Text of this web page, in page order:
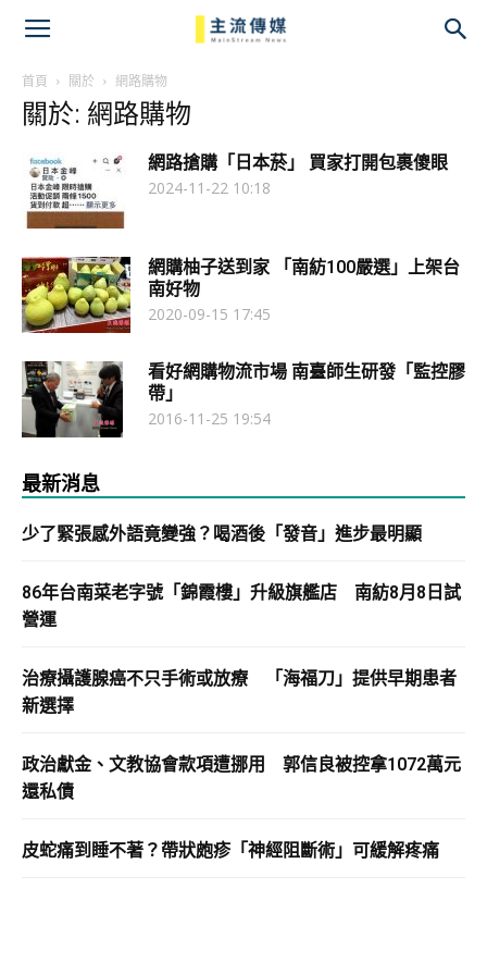
首頁 關於 網路購物
關於: 網路購物
網路搶購「日本菸」 買家打開包裹傻眼
2024-11-22 10:18
網購柚子送到家 「南紡100嚴選」上架台
南好物
2020-09-15 17:45
看好網購物流市場 南臺師生研發「監控膠
帶」
2016-11-25 19:54
最新消息
少了緊張感外語竟變強？喝酒後「發音」進步最明顯
86年台南菜老字號「錦霞樓」升級旗艦店 南紡8月8日試
營運
治療攝護腺癌不只手術或放療 「海福刀」提供早期患者
新選擇
政治獻金、文教協會款項遭挪用 郭信良被控拿1072萬元
還私債
皮蛇痛到睡不著？帶狀皰疹「神經阻斷術」可緩解疼痛